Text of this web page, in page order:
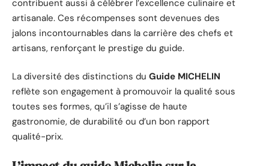
contribuent aussi à célébrer l’excellence culinaire et
artisanale. Ces récompenses sont devenues des
jalons incontournables dans la carrière des chefs et
artisans, renforçant le prestige du guide.
La diversité des distinctions du Guide MICHELIN
reflète son engagement à promouvoir la qualité sous
toutes ses formes, qu’il s’agisse de haute
gastronomie, de durabilité ou d’un bon rapport
qualité-prix.